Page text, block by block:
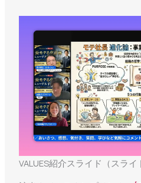
VALUES紹介スライド（スライ